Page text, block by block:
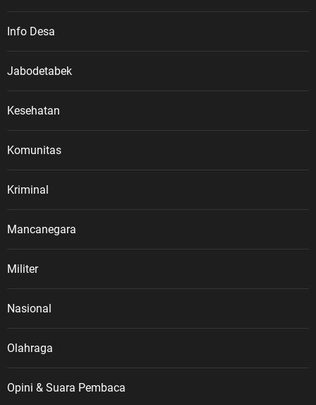
Info Desa
Jabodetabek
Kesehatan
Komunitas
Kriminal
Mancanegara
Militer
Nasional
Olahraga
Opini & Suara Pembaca